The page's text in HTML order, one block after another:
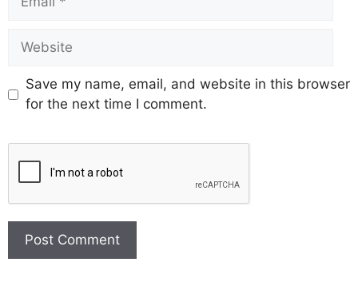
Save my name, email, and website in this browser
for the next time I comment.